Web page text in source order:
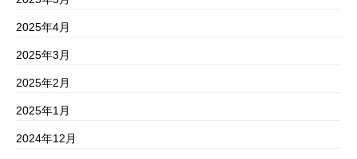
2025年4月
2025年3月
2025年2月
2025年1月
2024年12月